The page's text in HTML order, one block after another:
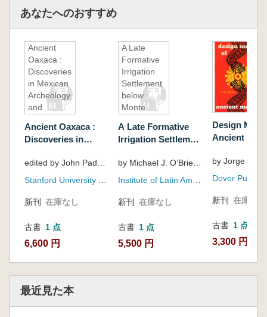
あなたへのおすすめ
Ancient
Oaxaca :
Discoveries
in Mexican
Archeology
and
代オアハカ:
メキシコ考
の発見)
Ancient Oaxaca :
Discoveries in
and History(古代オ
アハカ:メキシコ考古
edited by John Paddock ; with contributions by Ignacio Bernal ... [et al.]
Stanford University Press
新刊 在庫なし
古書 1 点
6,600 円
A Late
Formative
Irrigation
Settlement
below
Monte
Survey and
Excavation
Xoxocotlán
Piedmont,
Mexico(モ
バン下の後
期形成期の
灌漑集落:メ
キシコ、オ
アハカ州、
ドモントの
A Late Formative
Irrigation Settlement
: Survey and
Excavation on the
Piedmont, Oaxaca,
ルバン下の後期形成
期の灌漑集落:メキシ
クソコトラン・ピエ
ドモントの調査と発
by Michael J. O’Brien ... [et al.]
Institute of Latin American Studies, University of Texas at Austin , Distributed by University of Texas Press
新刊 在庫なし
古書 1 点
5,500 円
Design
Ancient
ン・モチー
by Jorge
Dover
新刊 在庫なし
古書 1 点
3,300 円
最近見た本